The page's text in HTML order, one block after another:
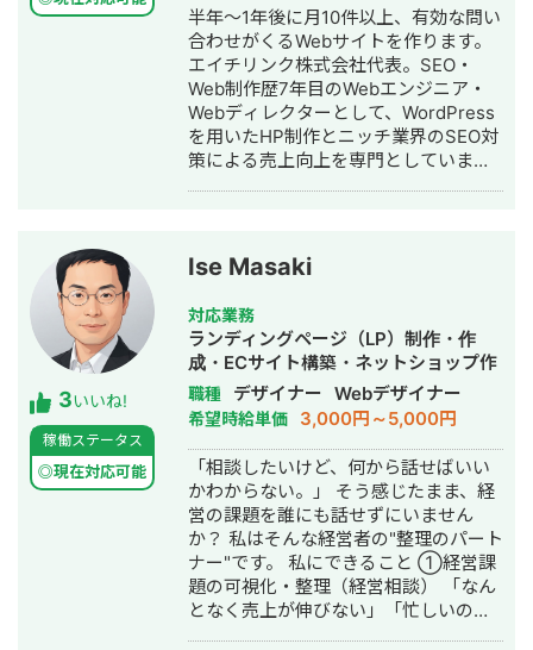
半年～1年後に月10件以上、有効な問い
合わせがくるWebサイトを作ります。
エイチリンク株式会社代表。SEO・
Web制作歴7年目のWebエンジニア・
Webディレクターとして、WordPress
を用いたHP制作とニッチ業界のSEO対
策による売上向上を専門としていま
した。SEO対策においては、ゼロから
立ち上げた新規サイトをニッチ市場で
サービスキーワード検索1位に導き、月
間1.5万PV、月商500万円の売上を実現
した実績があります。 エンジニア知識
を持ったSEOディレクターとして、大
量のページを作成するようないわゆる
データベース型のサイトの構築も得意
です。 競合が対応しきれないような細
かいキーワードまで対策して、お問合
せにつなげる戦略でお客様の売上に貢
献します。 少し珍しいキャリアの特徴
として、Fリーグ（フットサル日本トッ
プリーグ）のエスポラーダ北海道、バ
サジィ大分でプロ選手として活動しな
がらWeb制作の経験を積んできました
（バサジィ大分在籍時は完全プロ契約
3いいね!
稼働ステータス
◎現在対応可能
Ise Masaki
対応業務
ランディングページ（LP）制作・作
成・ECサイト構築・ネットショップ作
成代行・SEO対策・SNS運用代行・事
務代行・バナー制作・デザイン・ロゴ
デザイン・作成・動画制作・動画編
集・AI活用
職種 デザイナー Webデザイナー
希望時給単価 3,000円～5,000円
「相談したいけど、何から話せばいい
かわからない。」 そう感じたまま、経
営の課題を誰にも話せずにいません
か？ 私はそんな経営者の"整理のパート
ナー"です。 私にできること ①経営課
題の可視化・整理（経営相談） 「なん
となく売上が伸びない」「忙しいのに